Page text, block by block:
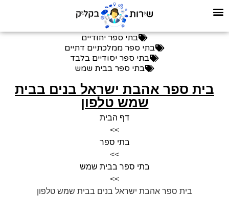
בתי ספר יהודיים
בתי ספר ממלכתיים דתיים
בתי ספר יסודיים בלבד
בתי ספר בבית שמש
בית ספר אהבת ישראל בנים בבית
שמש טלפון
דף הבית
>>
בתי ספר
>>
בתי ספר בבית שמש
>>
בית ספר אהבת ישראל בנים בבית שמש טלפון